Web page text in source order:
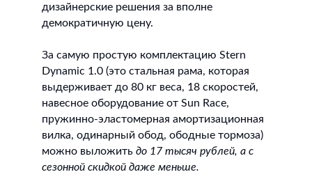
дизайнерские решения за вполне
демократичную цену.
За самую простую комплектацию Stern
Dynamic 1.0 (это стальная рама, которая
выдерживает до 80 кг веса, 18 скоростей,
навесное оборудование от Sun Race,
пружинно-эластомерная амортизационная
вилка, одинарный обод, ободные тормоза)
можно выложить до 17 тысяч рублей, а с
сезонной скидкой даже меньше.